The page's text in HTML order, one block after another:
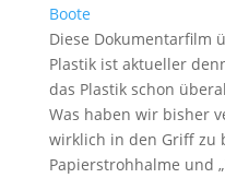
Boote
Diese Dokumentarfilm
Plastik ist aktueller
das Plastik schon
Was haben wir bisher
wirklich in den Griff zu
Papierstrohhalme und